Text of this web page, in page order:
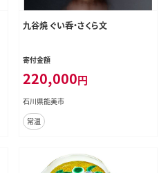
九谷焼 ぐい呑・さくら文
寄付金額
220,000円
石川県能美市
常温